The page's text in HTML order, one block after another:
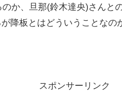
か、旦那(鈴木達央)さんと
降板とはどういうことなの
スポンサーリンク